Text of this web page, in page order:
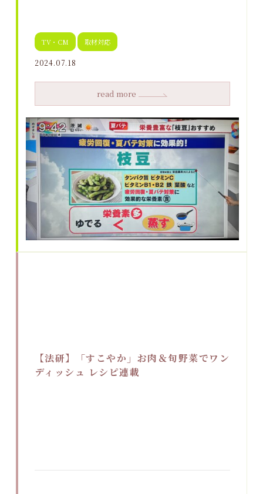
TV・CM 取材対応
2024.07.18
read more
【法研】「すこやか」お肉＆旬野菜でワン
ディッシュ レシピ連載